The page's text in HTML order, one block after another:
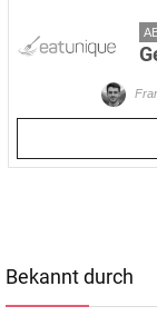
Bekannt durch